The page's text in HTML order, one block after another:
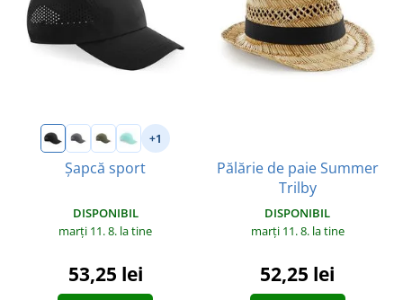
+1
Șapcă sport
DISPONIBIL
marți 11. 8. la tine
53,25 lei
Pălărie de paie Summer
Trilby
DISPONIBIL
marți 11. 8. la tine
52,25 lei